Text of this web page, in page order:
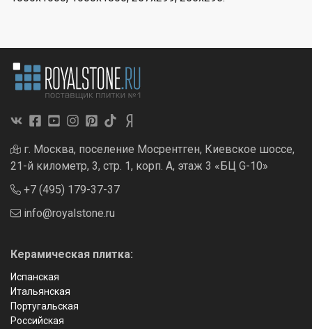
г. Москва, поселение Мосрентген, Киевское шоссе,
21-й километр, 3, стр. 1, корп. А, этаж 3 «БЦ G-10»
+7 (495) 179-37-37
info@royalstone.ru
Керамическая плитка:
Испанская
Итальянская
Португальская
Российская